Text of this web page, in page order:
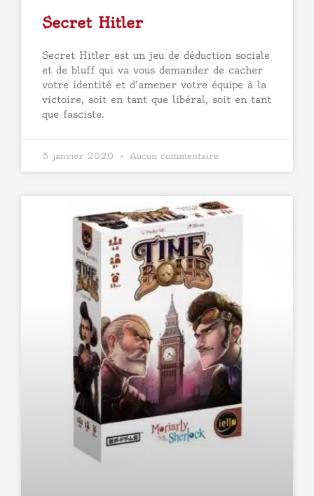
Secret Hitler
Secret Hitler est un jeu de déduction sociale
et de bluff qui va vous demander de cacher
votre identité et d’amener votre équipe à la
victoire, soit en tant que libéral, soit en tant
que fasciste.
5 janvier 2020 Aucun commentaire